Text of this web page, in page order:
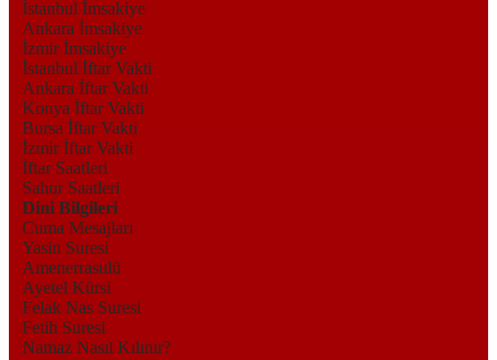
İstanbul İmsakiye
Ankara İmsakiye
İzmir İmsakiye
İstanbul İftar Vakti
Ankara İftar Vakti
Konya İftar Vakti
Bursa İftar Vakti
İzmir İftar Vakti
İftar Saatleri
Sahur Saatleri
Dini Bilgileri
Cuma Mesajları
Yasin Suresi
Amenerrasulü
Ayetel Kürsi
Felak Nas Suresi
Fetih Suresi
Namaz Nasıl Kılınır?